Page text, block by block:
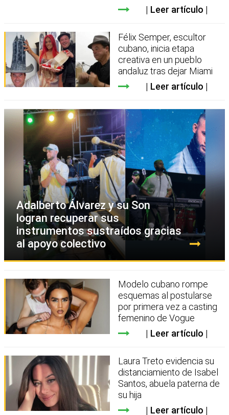
Leer artículo
Félix Semper, escultor
cubano, inicia etapa
creativa en un pueblo
andaluz tras dejar Miami
Leer artículo
Adalberto Álvarez y su Son
logran recuperar sus
instrumentos sustraídos gracias
al apoyo colectivo
Modelo cubano rompe
esquemas al postularse
por primera vez a casting
femenino de Vogue
Leer artículo
Laura Treto evidencia su
distanciamiento de Isabel
Santos, abuela paterna de
su hija
Leer artículo